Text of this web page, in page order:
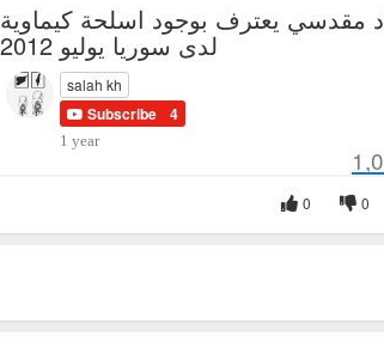
مقدسي يعترف بوجود اسلحة كيماوية
لدى سوريا يوليو 2012
salah kh
Subscribe 4
1 year
0
0